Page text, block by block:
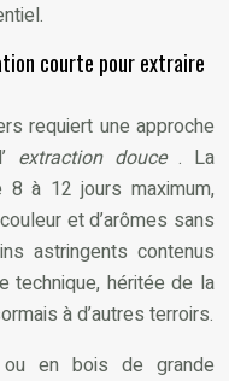
courte pour extraire
requiert une approche
extraction douce . La
8 à 12 jours maximum,
et d’arômes sans
astringents contenus
technique, héritée de la
à d’autres terroirs.
en bois de grande